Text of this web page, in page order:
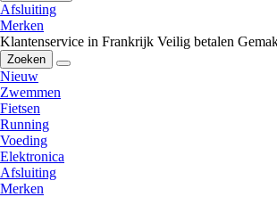
Afsluiting
Merken
Klantenservice in Frankrijk Veilig betalen
Zoeken
Nieuw
Zwemmen
Fietsen
Running
Voeding
Elektronica
Afsluiting
Merken